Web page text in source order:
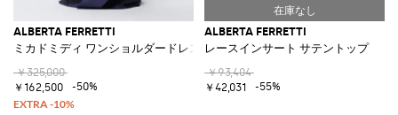
ALBERTA FERRETTI
ミカドミディ ワンショルダードレス
￥325,000
￥162,500
-50%
ALBERTA FERRETTI
レースインサート サテントップ
￥93,404
￥42,031
-55%